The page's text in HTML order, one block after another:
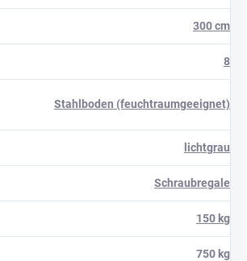
300 cm
8
Stahlboden (feuchtraumgeeignet)
lichtgrau
Schraubregale
150 kg
750 kg